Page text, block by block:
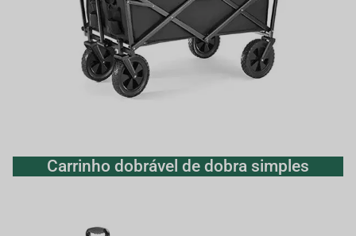
Carrinho dobrável de dobra simples